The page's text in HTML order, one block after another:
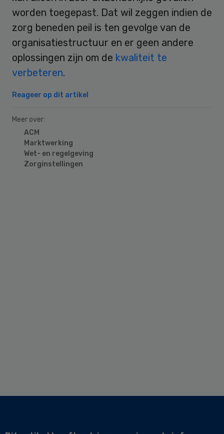
worden toegepast. Dat wil zeggen indien de
zorg beneden peil is ten gevolge van de
organisatiestructuur en er geen andere
oplossingen zijn om de kwaliteit te
verbeteren.
Reageer op dit artikel
Meer over:
ACM
Marktwerking
Wet- en regelgeving
Zorginstellingen